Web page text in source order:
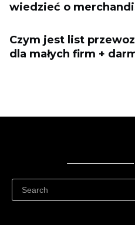
wiedzieć o
Czym jest list
dla małych firm +